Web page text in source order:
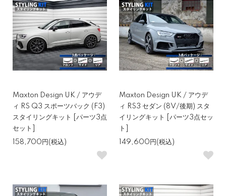
Maxton Design UK / アウデ
ィ RS Q3 スポーツバック (F3)
スタイリングキット [パーツ3点
セット]
158,700円(税込)
Maxton Design UK / アウデ
ィ RS3 セダン (8V/後期) スタ
イリングキット [パーツ3点セッ
ト]
149,600円(税込)